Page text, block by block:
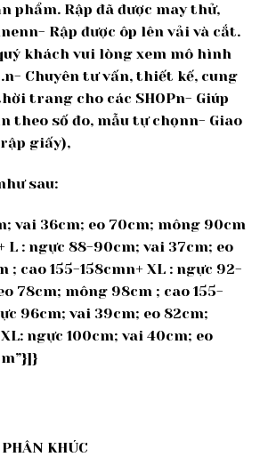
phẩm. Rập đã được may thử,
Rập được ôp lên vải và cắt.
khách vui lòng xem mô hình
Chuyên tư vấn, thiết kế, cung
trang cho các SHOPn- Giúp
theo số đo, mẫu tự chọnn- Giao
giấy),
sau:
vai 36cm; eo 70cm; mông 90cm
L : ngực 88-90cm; vai 37cm; eo
; cao 155-158cmn+ XL : ngực 92-
78cm; mông 98cm ; cao 155-
96cm; vai 39cm; eo 82cm;
ngực 100cm; vai 40cm; eo
KHÚC